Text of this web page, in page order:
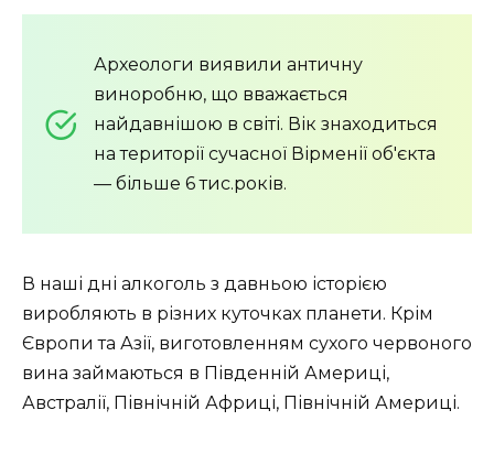
Археологи виявили античну
виноробню, що вважається
найдавнішою в світі. Вік знаходиться
на території сучасної Вірменії об'єкта
— більше 6 тис.років.
В наші дні алкоголь з давньою історією
виробляють в різних куточках планети. Крім
Європи та Азії, виготовленням сухого червоного
вина займаються в Південній Америці,
Австралії, Північній Африці, Північній Америці.